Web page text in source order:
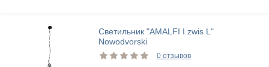
Светильник "AMALFI I zwis L"
Nowodvorski
0 отзывов